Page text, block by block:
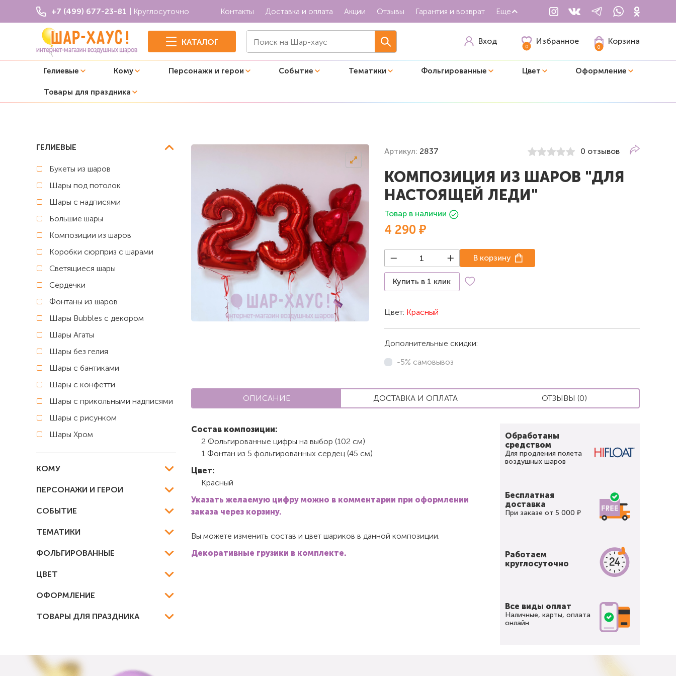
+7 (499) 677-23-81 | Круглосуточно Контакты Доставка и оплата Акции Отзывы Гарантия и возврат Еще
КАТАЛОГ Вход
0
Избранное
0
Корзина
Гелиевые Кому Персонажи и герои Событие Тематики Фольгированные Цвет Оформление
Товары для праздника
C цифрой
ГЕЛИЕВЫЕ
Букеты из шаров
Шары под потолок
Шары с надписями
Большие шары
Композиции из шаров
Коробки сюрприз с шарами
Светящиеся шары
Сердечки
Фонтаны из шаров
Шары Bubbles с декором
Шары Агаты
Шары без гелия
Шары с бантиками
Шары с конфетти
Шары с прикольными надписями
Шары с рисунком
Шары Хром
КОМУ
ПЕРСОНАЖИ И ГЕРОИ
СОБЫТИЕ
ТЕМАТИКИ
ФОЛЬГИРОВАННЫЕ
ЦВЕТ
ОФОРМЛЕНИЕ
ТОВАРЫ ДЛЯ ПРАЗДНИКА
Артикул: 2837 0 отзывов
КОМПОЗИЦИЯ ИЗ ШАРОВ "ДЛЯ
НАСТОЯЩЕЙ ЛЕДИ"
Товар в наличии
4 290 ₽
Купить в 1 клик
В корзину
Цвет: Красный
Дополнительные скидки:
-5% самовывоз
ОПИСАНИЕ ДОСТАВКА И ОПЛАТА ОТЗЫВЫ (0)
Состав композиции:
2 Фольгированные цифры на выбор (102 см)
1 Фонтан из 5 фольгированных сердец (45 см)
Цвет:
Красный
Указать желаемую цифру можно в комментарии при оформлении
заказа через корзину.
Вы можете изменить состав и цвет шариков в данной композиции.
Декоративные грузики в комплекте.
Обработаны
средством
Для продления полета
воздушных шаров
Бесплатная
доставка
При заказе от 5 000 ₽
Работаем
круглосуточно
Все виды оплат
Наличные, карты, оплата
онлайн